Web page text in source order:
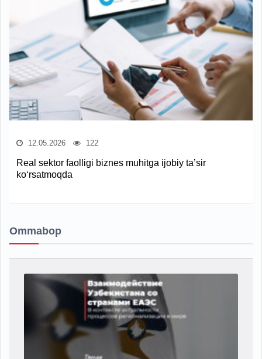
12.05.2026 122
Real sektor faolligi biznes muhitga ijobiy ta’sir
ko‘rsatmoqda
Ommabop